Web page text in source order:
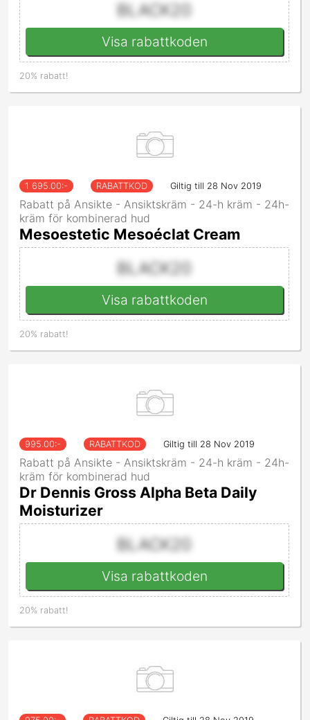
BLACK20
Visa rabattkoden
20% rabatt!
1 695.00:- RABATTKOD Giltig till 28 Nov 2019
Rabatt på Ansikte - Ansiktskräm - 24-h kräm - 24h-
kräm för kombinerad hud
Mesoestetic Mesoéclat Cream
BLACK20
Visa rabattkoden
20% rabatt!
995.00:- RABATTKOD Giltig till 28 Nov 2019
Rabatt på Ansikte - Ansiktskräm - 24-h kräm - 24h-
kräm för kombinerad hud
Dr Dennis Gross Alpha Beta Daily
Moisturizer
BLACK20
Visa rabattkoden
20% rabatt!